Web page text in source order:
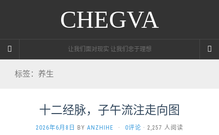
CHEGVA
让我们面对现实 让我们忠于理想
标签：养生
十二经脉，子午流注走向图
2026年6月8日 BY ANZHIHE · 0评论 · 2,257 人阅读